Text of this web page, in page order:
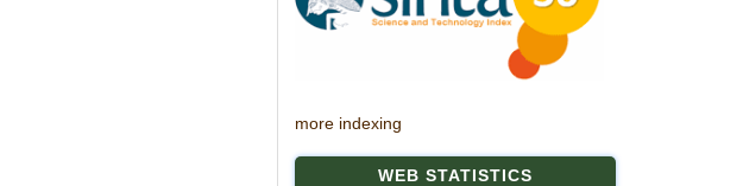
more indexing
WEB STATISTICS